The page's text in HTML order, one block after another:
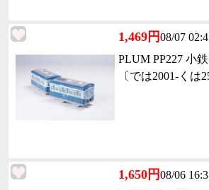
1,469円08/07
PLUM PP227 小
〔では2001-くは
1,650円08/06